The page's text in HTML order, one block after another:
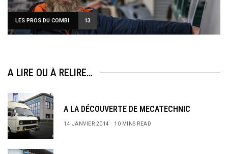
LES PROS DU COMBI 13
A LIRE OU À RELIRE…
A LA DÉCOUVERTE DE MECATECHNIC
14 JANVIER 2014 10 MINS READ